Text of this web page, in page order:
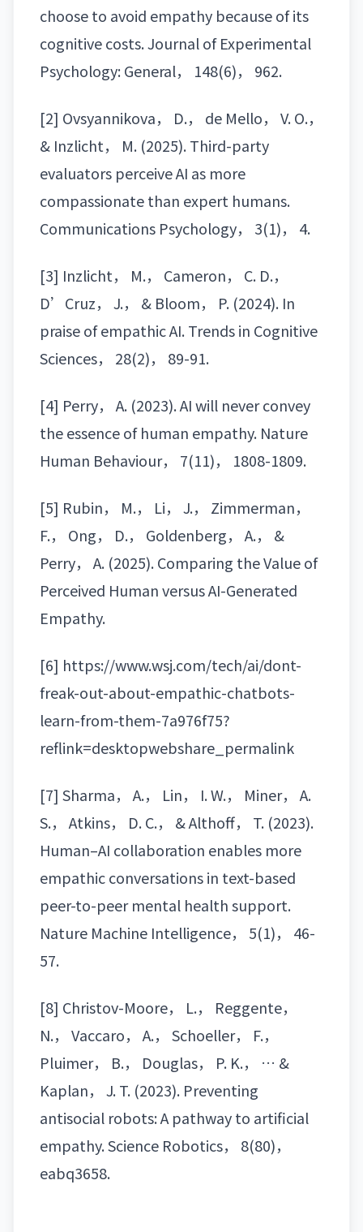
choose to avoid empathy because of its
cognitive costs. Journal of Experimental
Psychology: General， 148(6)， 962.
[2] Ovsyannikova， D.， de Mello， V. O.，
& Inzlicht， M. (2025). Third-party
evaluators perceive AI as more
compassionate than expert humans.
Communications Psychology， 3(1)， 4.
[3] Inzlicht， M.， Cameron， C. D.，
D’Cruz， J.， & Bloom， P. (2024). In
praise of empathic AI. Trends in Cognitive
Sciences， 28(2)， 89-91.
[4] Perry， A. (2023). AI will never convey
the essence of human empathy. Nature
Human Behaviour， 7(11)， 1808-1809.
[5] Rubin， M.， Li， J.， Zimmerman，
F.， Ong， D.， Goldenberg， A.， &
Perry， A. (2025). Comparing the Value of
Perceived Human versus AI-Generated
Empathy.
[6] https://www.wsj.com/tech/ai/dont-
freak-out-about-empathic-chatbots-
learn-from-them-7a976f75?
reflink=desktopwebshare_permalink
[7] Sharma， A.， Lin， I. W.， Miner， A.
S.， Atkins， D. C.， & Althoff， T. (2023).
Human–AI collaboration enables more
empathic conversations in text-based
peer-to-peer mental health support.
Nature Machine Intelligence， 5(1)， 46-
57.
[8] Christov-Moore， L.， Reggente，
N.， Vaccaro， A.， Schoeller， F.，
Pluimer， B.， Douglas， P. K.， … &
Kaplan， J. T. (2023). Preventing
antisocial robots: A pathway to artificial
empathy. Science Robotics， 8(80)，
eabq3658.